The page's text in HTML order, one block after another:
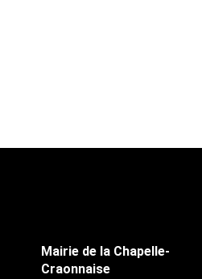
Mairie de la Chapelle-
Craonnaise